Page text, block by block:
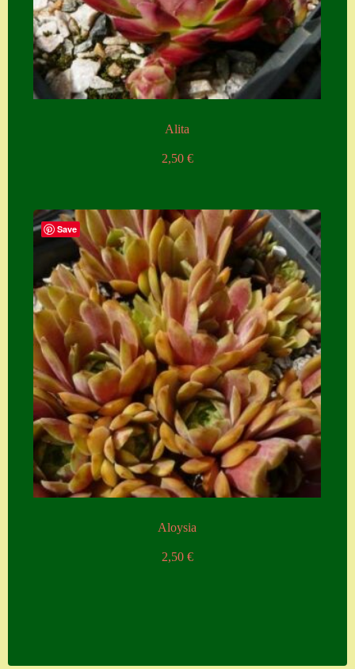
Alita
2,50 €
Save
Aloysia
2,50 €